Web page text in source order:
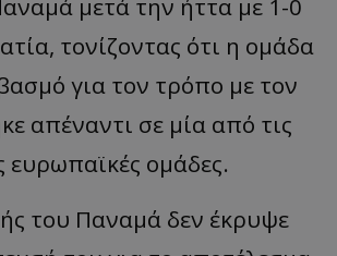
μετά την ήττα με 1-0
τονίζοντας ότι η ομάδα
για τον τρόπο με τον
απέναντι σε μία από τις
ευρωπαϊκές ομάδες.
του Παναμά δεν έκρυψε